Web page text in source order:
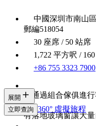
中國深圳市南山
郵編518054
30 座席 / 50 站席
1,722 平方呎 /
+86 755 3323 7900
可通過組合傢俱進
有落地玻璃窗讓大
展開
立即查詢 360° 虛擬旅程